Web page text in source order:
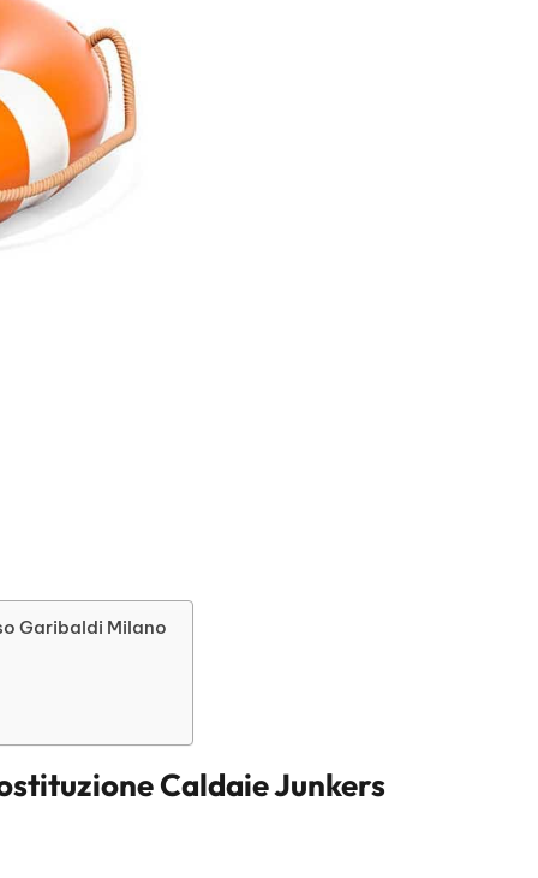
Garibaldi Milano
Caldaie Junkers